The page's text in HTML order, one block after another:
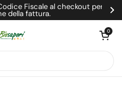
Fiscale al checkout per
della fattura.
Apri
0